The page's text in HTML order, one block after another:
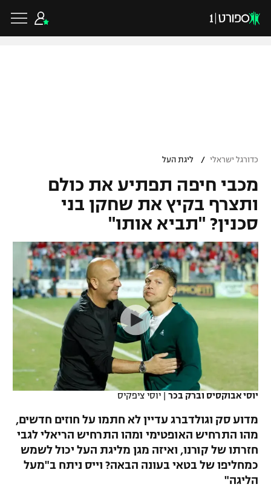
VOD
תוצאות
לוח שידורים
ברחבה
גביע הטוטו
ליגיונרים
גביע המדינה
נבחרת ישראל
בית"ר ירושלים
מכבי תל אביב
הפועל תל אביב
הפועל חיפה
הפועל באר שבע
ליגת האלופות
ליגה אירופית
ליגה אנגלית
ליגה גרמנית
ליגה ספרדית
ליגה איטלקית
ליגה צרפתית
ליגה הולנדית
ליגה טורקית
ליגה סינית
ליגה ברזילאית
כדורסל ישראלי
ליגת ווינר סל
ליגה לאומית
כדורסל נשים
מכבי תל אביב
הפועל ירושלים
דני אבדיה
כדורסל עולמי
NBA
יורוליג
יורוקאפ
ענפים נוספים
טניס
שחייה
ג'ודו
אגרוף
ספורט אולימפי
כדורגל ישראלי / ליגת העל
מכבי חיפה תפתיע את כולם
ותצרף בקיץ את שחקן בני
סכנין? "תביא אותו"
יוסי אבוקסיס וברק בכר | יוסי ציפקיס
מדוע סק וגולדברג עדיין לא חתמו על חוזים חדשים,
מהו התרחיש האופטימי ומהו התרחיש הריאלי לגבי
חזרתו של קורנו, ואיזה מגן מליגת העל יכול לשמש
כמחליפו של בטאי בעונה הבאה? וייס ניתח ב"מעל
הליגה"